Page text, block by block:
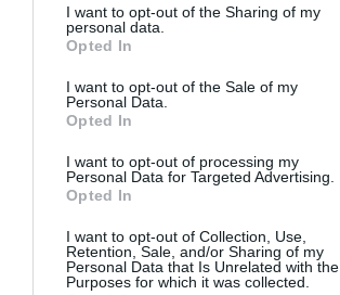
I want to opt-out of the Sharing of my
personal data.
Opted In
I want to opt-out of the Sale of my
Personal Data.
Opted In
I want to opt-out of processing my
Personal Data for Targeted Advertising.
Opted In
I want to opt-out of Collection, Use,
Retention, Sale, and/or Sharing of my
Personal Data that Is Unrelated with the
Purposes for which it was collected.